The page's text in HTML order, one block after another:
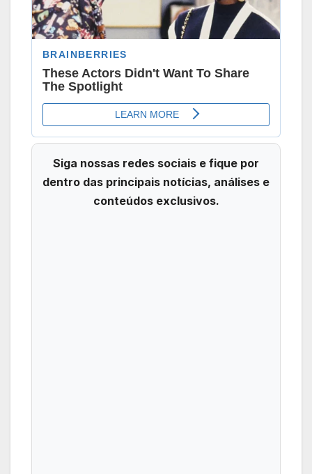
Siga nossas redes sociais e fique por
dentro das principais notícias, análises e
conteúdos exclusivos.